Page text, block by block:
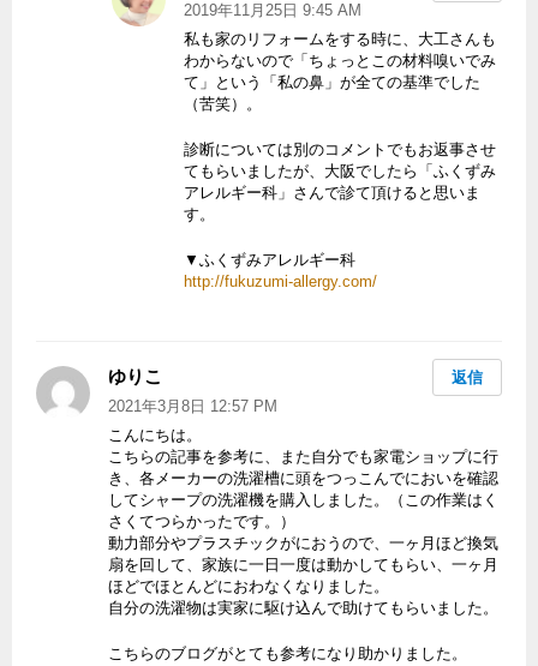
り:
2019年11月25日 9:45 AM
私も家のリフォームをする時に、大工さんも
わからないので「ちょっとこの材料嗅いでみ
て」という「私の鼻」が全ての基準でした
（苦笑）。
診断については別のコメントでもお返事させ
てもらいましたが、大阪でしたら「ふくずみ
アレルギー科」さんで診て頂けると思いま
す。
▼ふくずみアレルギー科
http://fukuzumi-allergy.com/
ゆりこ
り:
2021年3月8日 12:57 PM
こんにちは。
こちらの記事を参考に、また自分でも家電ショップに行
き、各メーカーの洗濯槽に頭をつっこんでにおいを確認
してシャープの洗濯機を購入しました。（この作業はく
さくてつらかったです。）
動力部分やプラスチックがにおうので、一ヶ月ほど換気
扇を回して、家族に一日一度は動かしてもらい、一ヶ月
ほどでほとんどにおわなくなりました。
自分の洗濯物は実家に駆け込んで助けてもらいました。
こちらのブログがとても参考になり助かりました。
返信